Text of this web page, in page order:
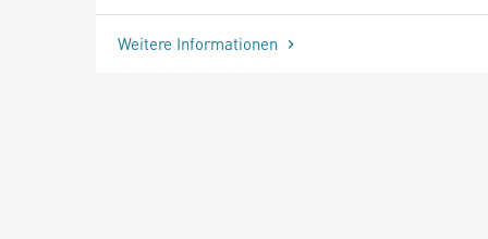
Weitere Informationen